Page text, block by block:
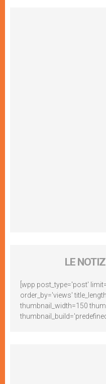
LE
[wpp post_type='post'
order_by='views'
thumbnail_width=150